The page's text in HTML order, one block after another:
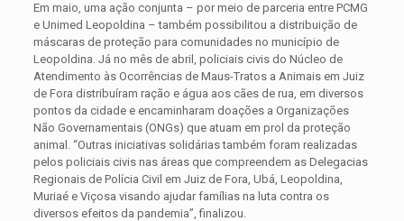
Em maio, uma ação conjunta – por meio de parceria entre PCMG
e Unimed Leopoldina – também possibilitou a distribuição de
máscaras de proteção para comunidades no município de
Leopoldina. Já no mês de abril, policiais civis do Núcleo de
Atendimento às Ocorrências de Maus-Tratos a Animais em Juiz
de Fora distribuíram ração e água aos cães de rua, em diversos
pontos da cidade e encaminharam doações a Organizações
Não Governamentais (ONGs) que atuam em prol da proteção
animal. “Outras iniciativas solidárias também foram realizadas
pelos policiais civis nas áreas que compreendem as Delegacias
Regionais de Polícia Civil em Juiz de Fora, Ubá, Leopoldina,
Muriaé e Viçosa visando ajudar famílias na luta contra os
diversos efeitos da pandemia”, finalizou.